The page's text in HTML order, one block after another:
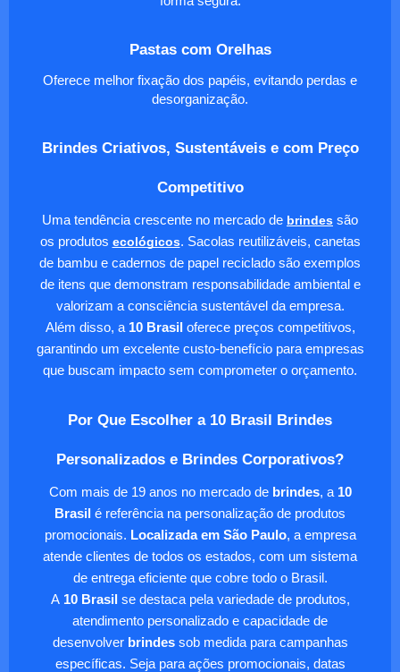
Pastas com Orelhas
Oferece melhor fixação dos papéis, evitando perdas e
desorganização.
Brindes Criativos, Sustentáveis e com Preço
Competitivo
Uma tendência crescente no mercado de brindes são
os produtos ecológicos. Sacolas reutilizáveis, canetas
de bambu e cadernos de papel reciclado são exemplos
de itens que demonstram responsabilidade ambiental e
valorizam a consciência sustentável da empresa.
Além disso, a 10 Brasiloferece preços competitivos,
garantindo um excelente custo-benefício para empresas
que buscam impacto sem comprometer o orçamento.
Por Que Escolher a 10 Brasil Brindes
Personalizados e Brindes Corporativos?
Com mais de 19 anos no mercado de brindes, a 10
Brasil é referência na personalização de produtos
promocionais. Localizada em São Paulo, a empresa
atende clientes de todos os estados, com um sistema
de entrega eficiente que cobre todo o Brasil.
A10 Brasilse destaca pela variedade de produtos,
atendimento personalizado e capacidade de
desenvolver brindessob medida para campanhas
específicas. Seja para ações promocionais, datas